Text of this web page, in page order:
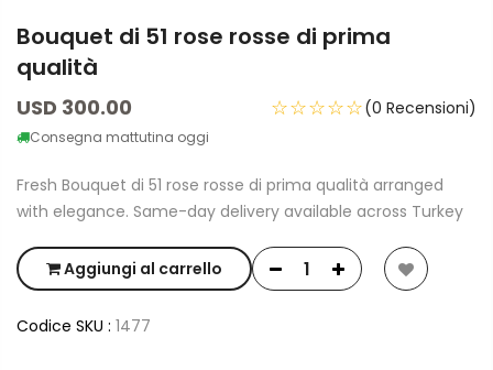
Bouquet di 51 rose rosse di prima
qualità
USD 300.00
Consegna mattutina oggi
☆☆☆☆☆(0 Recensioni)
Fresh Bouquet di 51 rose rosse di prima qualità arranged
with elegance. Same-day delivery available across Turkey
Aggiungi al carrello
Codice SKU : 1477